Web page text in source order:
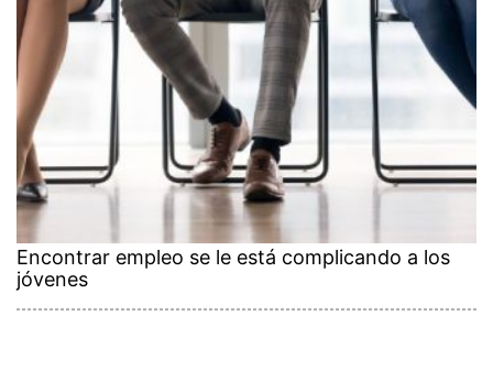
Encontrar empleo se le está complicando a los
jóvenes